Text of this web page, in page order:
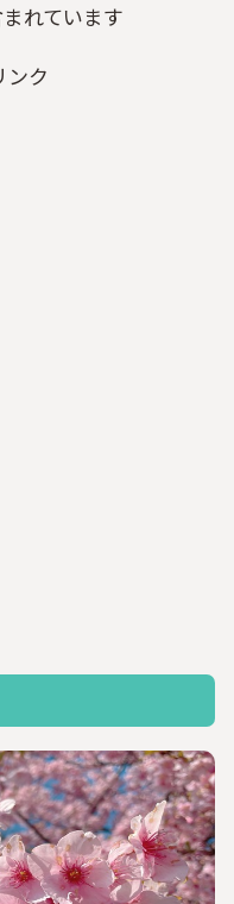
れています
ンク